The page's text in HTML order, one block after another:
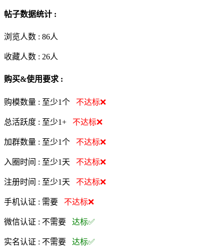
帖子数据统计 :
浏览人数 : 86人
收藏人数 : 26人
购买&使用要求 :
购模数量 : 至少1个 不达标❌
总活跃度 : 至少1+ 不达标❌
加群数量 : 至少1个 不达标❌
入圈时间 : 至少1天 不达标❌
注册时间 : 至少1天 不达标❌
手机认证 : 需要 不达标❌
微信认证 : 不需要 达标✅
实名认证 : 不需要 达标✅